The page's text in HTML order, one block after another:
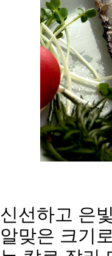
신선하고 은
알맞은 크기